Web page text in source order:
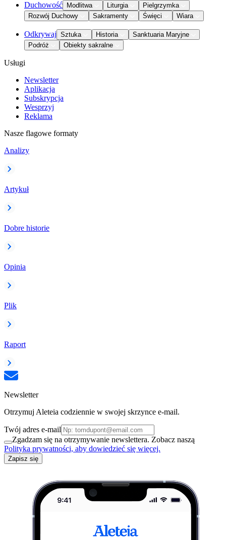
Duchowość Modlitwa Liturgia
Pielgrzymka
Rozwój Duchowy
Sakramenty Święci Wiara
Odkrywaj Sztuka Historia
Sanktuaria Maryjne
Podróż
Obiekty sakralne
Usługi
Newsletter
Aplikacja
Subskrypcja
Wesprzyj
Reklama
Nasze flagowe formaty
Analizy
Artykuł
Dobre historie
Opinia
Plik
Raport
Newsletter
Otrzymuj Aleteia codziennie w swojej skrzynce e-mail.
Twój adres e-mail
Zgadzam się na otrzymywanie newslettera. Zobacz naszą
Polityka prywatności, aby dowiedzieć się więcej.
Zapisz się